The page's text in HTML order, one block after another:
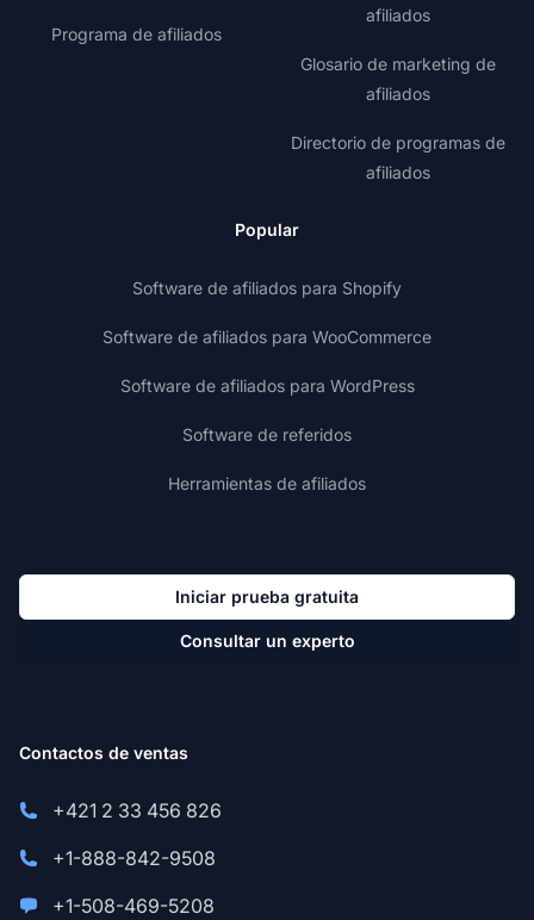
Programa de afiliados
afiliados
Glosario de marketing de
afiliados
Directorio de programas de
afiliados
Popular
Software de afiliados para Shopify
Software de afiliados para WooCommerce
Software de afiliados para WordPress
Software de referidos
Herramientas de afiliados
Iniciar prueba gratuita
Consultar un experto
Contactos de ventas
+421 2 33 456 826
+1-888-842-9508
+1-508-469-5208